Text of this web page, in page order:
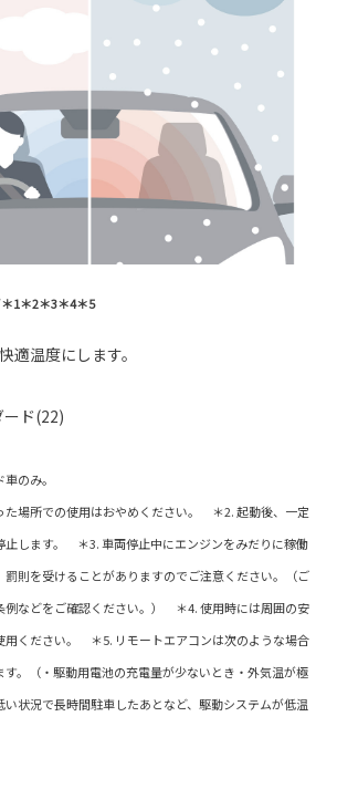
＊1＊2＊3＊4＊5
適温度にします。
ド(22)
のみ。
た場所での使用はおやめください。 ＊2. 起動後、一定
止します。 ＊3. 車両停止中にエンジンをみだりに稼働
罰則を受けることがありますのでご注意ください。（ご
例などをご確認ください。） ＊4. 使用時には周囲の安
用ください。 ＊5. リモートエアコンは次のような場合
。（・駆動用電池の充電量が少ないとき・外気温が極
状況で長時間駐車したあとなど、駆動システムが低温